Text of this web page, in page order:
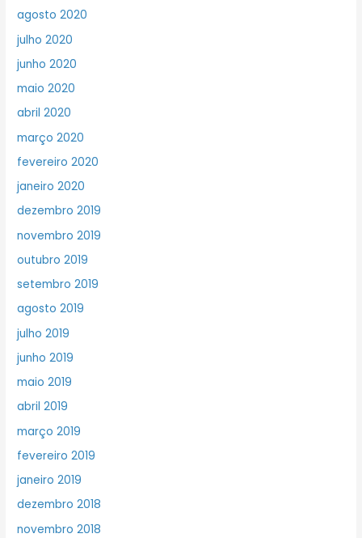
agosto 2020
julho 2020
junho 2020
maio 2020
abril 2020
março 2020
fevereiro 2020
janeiro 2020
dezembro 2019
novembro 2019
outubro 2019
setembro 2019
agosto 2019
julho 2019
junho 2019
maio 2019
abril 2019
março 2019
fevereiro 2019
janeiro 2019
dezembro 2018
novembro 2018